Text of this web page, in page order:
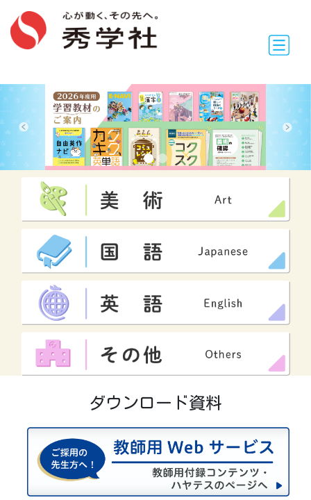
Previous Next
ダウンロード資料